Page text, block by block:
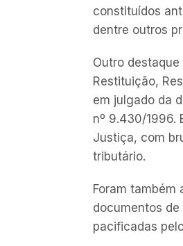
constituídos
dentre outros
Outro
Restituição,
em julgado da
nº 9.430/1996.
Justiça, com
tributário.
Foram também
documentos
pacificadas